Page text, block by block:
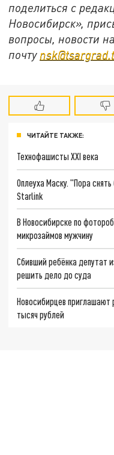
поделиться с
Новосибирск»,
вопросы, новости
почту
ЧИТАЙТЕ ТАКЖЕ:
Технофашисты XXI века
Оплеуха Маску. "Пора
Starlink
В Новосибирске по
микрозаймов мужчину
Сбивший ребёнка депутат
решить дело до суда
Новосибирцев приглашают
тысяч рублей